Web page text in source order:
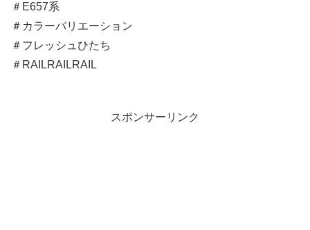
＃E657系
＃カラーバリエーション
＃フレッシュひたち
＃RAILRAILRAIL
スポンサーリンク